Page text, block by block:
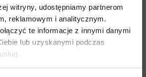
witryny, udostępniamy partnerom
reklamowym i analitycznym.
te informacje z innymi danymi
lub uzyskanymi podczas
listwę zamykającą przed zgubieniem
w bukłaku
napełnienia
ułatwiający wypięcie rurki oraz